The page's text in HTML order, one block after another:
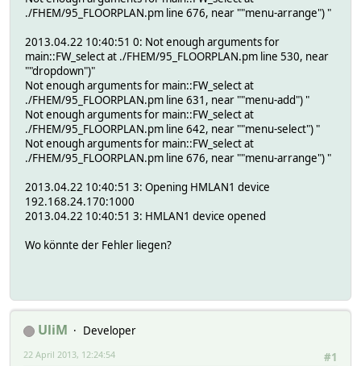
./FHEM/95_FLOORPLAN.pm line 676, near ""menu-arrange") "
2013.04.22 10:40:51 0: Not enough arguments for
main::FW_select at ./FHEM/95_FLOORPLAN.pm line 530, near
""dropdown")"
Not enough arguments for main::FW_select at
./FHEM/95_FLOORPLAN.pm line 631, near ""menu-add") "
Not enough arguments for main::FW_select at
./FHEM/95_FLOORPLAN.pm line 642, near ""menu-select") "
Not enough arguments for main::FW_select at
./FHEM/95_FLOORPLAN.pm line 676, near ""menu-arrange") "
2013.04.22 10:40:51 3: Opening HMLAN1 device
192.168.24.170:1000
2013.04.22 10:40:51 3: HMLAN1 device opened
Wo könnte der Fehler liegen?
UliM
Developer
#1
22 April 2013, 12:24:54